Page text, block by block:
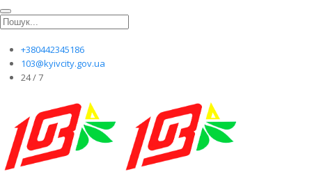
+380442345186
103@kyivcity.gov.ua
24 / 7